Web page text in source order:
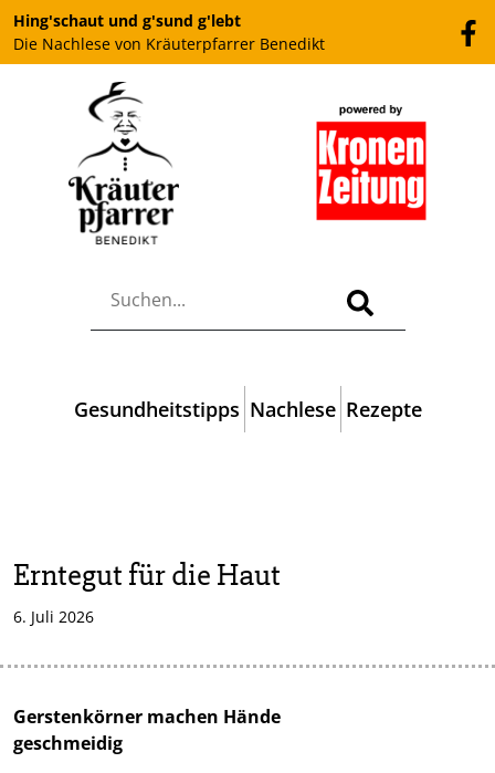
Hing'schaut und g'sund g'lebt
Die Nachlese von Kräuterpfarrer Benedikt
Gesundheitstipps Nachlese Rezepte
Erntegut für die Haut
6. Juli 2026
Gerstenkörner machen Hände
geschmeidig